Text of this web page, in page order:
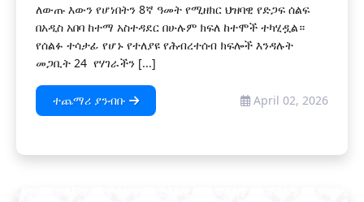
ለውጡ እውን የሆነበትን 8ኛ ዓመት የሚዘክር ህዝባዊ የድጋፍ ሰልፍ
በአዲስ አበባ ከተማ አስተዳደር በሁሉም ክፍለ ከተሞች ተካሂዷል።
የሰልፉ ተሳታፊ የሆኑ የተለያዩ የሕብረተሰብ ክፍሎች እንዳሉት
መጋቢት 24 የሃገራችን [...]
ተጨማሪ ያንብቡ April 02, 2026